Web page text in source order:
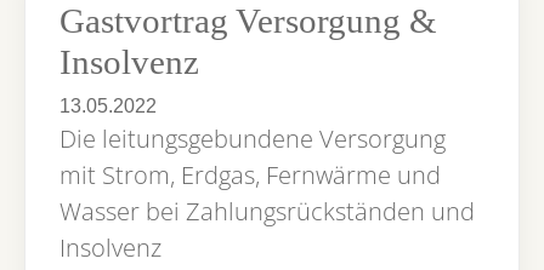
Gastvortrag Versorgung &
Insolvenz
13.05.2022
Die leitungsgebundene Versorgung
mit Strom, Erdgas, Fernwärme und
Wasser bei Zahlungsrückständen und
Insolvenz